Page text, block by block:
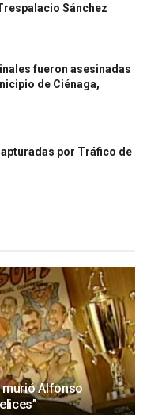
Sánchez
fueron asesinadas
de Ciénaga,
por Tráfico de
murió Alfonso